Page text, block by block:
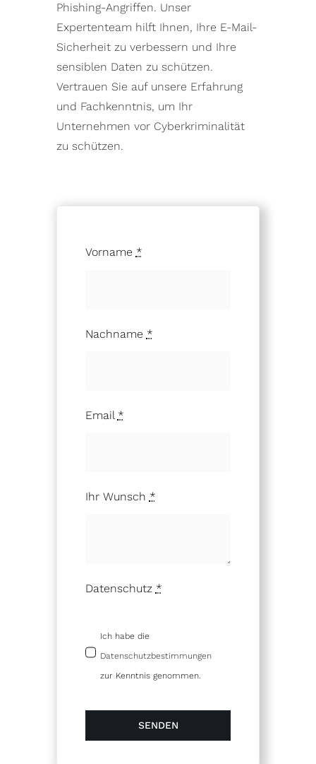
Phishing-Angriffen. Unser
Expertenteam hilft Ihnen, Ihre E-Mail-
Sicherheit zu verbessern und Ihre
sensiblen Daten zu schützen.
Vertrauen Sie auf unsere Erfahrung
und Fachkenntnis, um Ihr
Unternehmen vor Cyberkriminalität
zu schützen.
Vorname *
Nachname *
Email *
Ihr Wunsch *
Datenschutz *
Ich habe die
Datenschutzbestimmungen
zur Kenntnis genommen.
SENDEN